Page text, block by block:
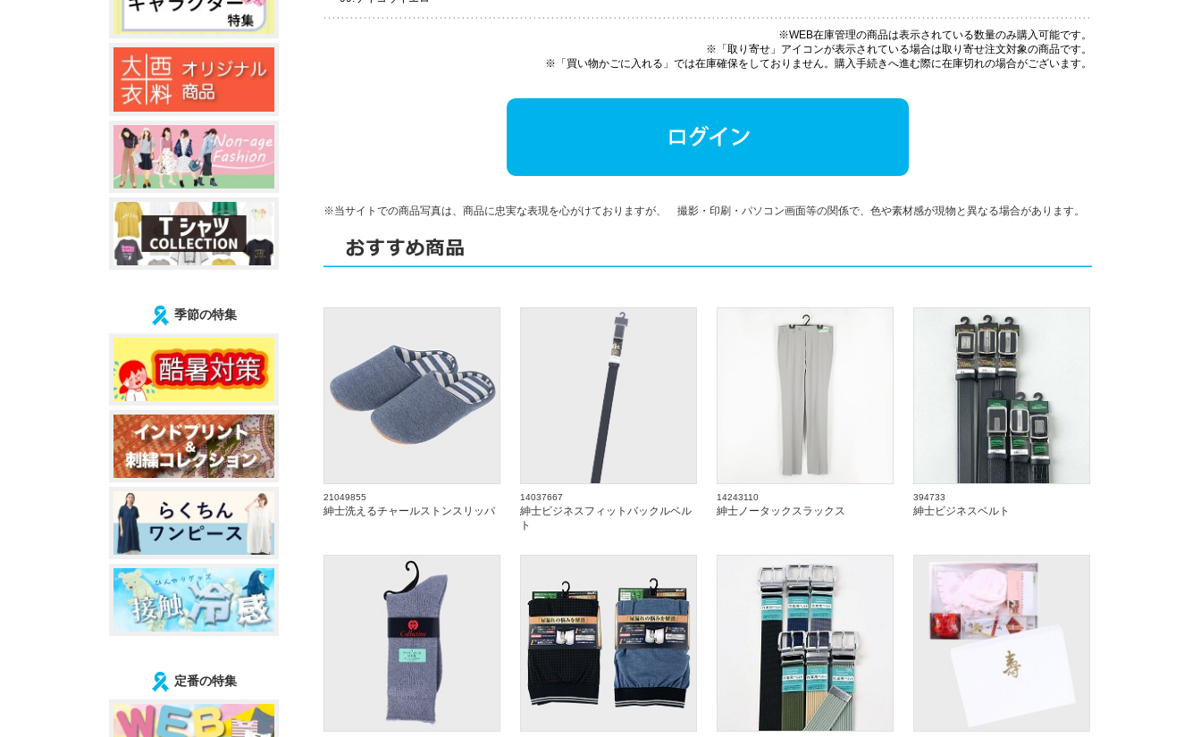
※WEB在庫管理の商品は表示されている数量のみ購入可能です。
※「取り寄せ」アイコンが表示されている場合は取り寄せ注文対象の商品です。
※「買い物かごに入れる」では在庫確保をしておりません。購入手続きへ進む際に在庫切れの場合がございます。
※当サイトでの商品写真は、商品に忠実な表現を心がけておりますが、 撮影・印刷・パソコン画面等の関係で、色や素材感が現物と異なる場合があります。
21049855
紳士洗えるチャールストンスリッパ
14037667
紳士ビジネスフィットバックルベル
ト
14243110
紳士ノータックスラックス
394733
紳士ビジネスベルト
季節の特集
定番の特集